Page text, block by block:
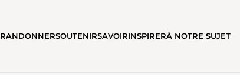
RANDONNERSOUTENIRSAVOIRINSPIRERÀ NOTRE SUJET